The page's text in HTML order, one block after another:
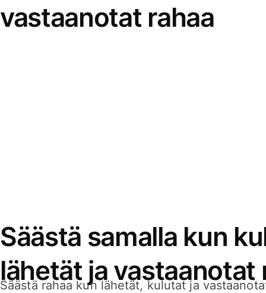
vastaanotat rahaa
Säästä samalla kun
lähetät ja vastaanotat
Säästä rahaa kun lähetät, kulutat ja